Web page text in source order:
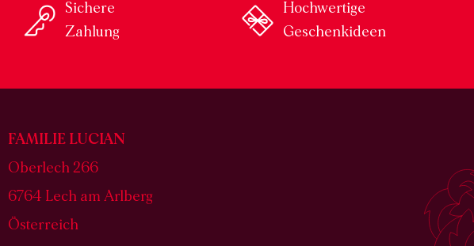
Sichere
Zahlung
Hochwertige
Geschenkideen
FAMILIE LUCIAN
Oberlech 266
6764 Lech am Arlberg
Österreich